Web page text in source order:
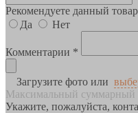
Рекомендуете данный
Да
Нет
Комментарии *
Загрузите фото или
Максимальный суммарный
Укажите, пожалуйста,